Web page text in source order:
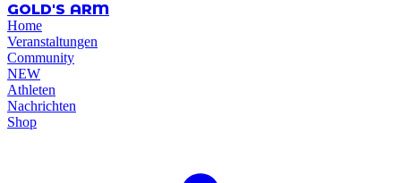
GOLD'S ARM
Home
Veranstaltungen
Community
NEW
Athleten
Nachrichten
Shop